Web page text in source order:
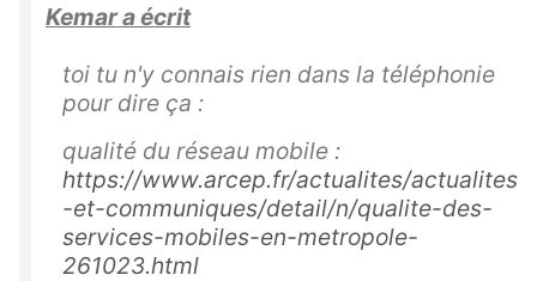
Kemar a écrit
toi tu n'y connais rien dans la téléphonie
pour dire ça :
qualité du réseau mobile :
https://www.arcep.fr/actualites/actualites
-et-communiques/detail/n/qualite-des-
services-mobiles-en-metropole-
261023.html